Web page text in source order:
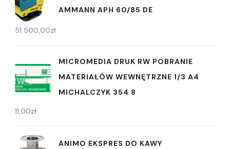
AMMANN APH 60/85 DE
51 500,00zł
MICROMEDIA DRUK RW POBRANIE
MATERIAŁÓW WEWNĘTRZNE 1/3 A4
MICHALCZYK 354 8
11,00zł
ANIMO EKSPRES DO KAWY